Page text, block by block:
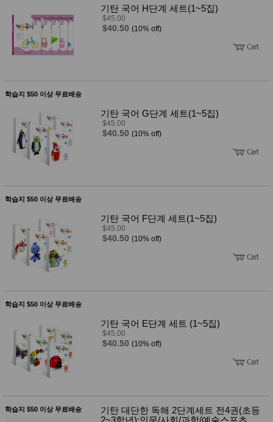
성장발
달교육
용품
어른내
의
가방/지
갑/케이
패션/잡
화
세탁세
제
침구용
품
생활/욕
용품
WALL
DECO
Pet
Supplies
화 사
기탄 국어 H단계 세트(1~5집)
$45.00
$40.50 (10% off)
학습지 $50 이상 무료배송
기탄 국어 G단계 세트(1~5집)
$45.00
$40.50 (10% off)
학습지 $50 이상 무료배송
기탄 국어 F단계 세트(1~5집)
$45.00
$40.50 (10% off)
학습지 $50 이상 무료배송
기탄 국어 E단계 세트 (1~5집)
$45.00
$40.50 (10% off)
학습지 $50 이상 무료배송
기탄 대단한 독해 2단계세트 전4권(초등
2~3학년):인문/사회/과학/예술스포츠